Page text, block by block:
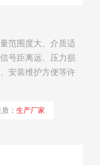
范围度大、介质适
号距离远、压力损
安装维护方便等许
质：生产厂家